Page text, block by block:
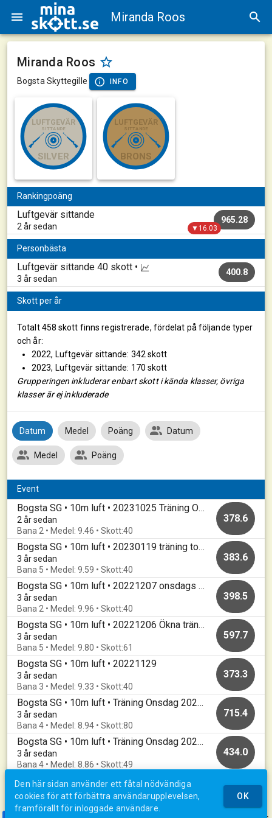
Miranda Roos
Miranda Roos
Bogsta Skyttegille INFO
LUFTGEVÄR
SITTANDE
SILVER
LUFTGEVÄR
SITTANDE
BRONS
Rankingpoäng
Luftgevär sittande
2 år sedan
965.28
▼16.03
Personbästa
Luftgevär sittande 40 skott •
3 år sedan
400.8
Skott per år
Totalt 458 skott finns registrerade, fördelat på följande typer
och år:
2022, Luftgevär sittande: 342 skott
2023, Luftgevär sittande: 170 skott
Grupperingen inkluderar enbart skott i kända klasser, övriga
klasser är ej inkluderade
Datum Medel Poäng Datum
Medel Poäng
Event
Bogsta SG • 10m luft • 20231025 Träning Onsdag
2 år sedan
Bana 2 • Medel: 9.46 • Skott:40
378.6
Bogsta SG • 10m luft • 20230119 träning torsdag
3 år sedan
Bana 5 • Medel: 9.59 • Skott:40
383.6
Bogsta SG • 10m luft • 20221207 onsdags träning
3 år sedan
Bana 2 • Medel: 9.96 • Skott:40
398.5
Bogsta SG • 10m luft • 20221206 Ökna träning
3 år sedan
Bana 5 • Medel: 9.80 • Skott:61
597.7
Bogsta SG • 10m luft • 20221129
3 år sedan
Bana 3 • Medel: 9.33 • Skott:40
373.3
Bogsta SG • 10m luft • Träning Onsdag 20221123
3 år sedan
Bana 4 • Medel: 8.94 • Skott:80
715.4
Bogsta SG • 10m luft • Träning Onsdag 20221116
3 år sedan
Bana 4 • Medel: 8.86 • Skott:49
434.0
Den här sidan använder ett fåtal nödvändiga
cookies för att förbättra användarupplevelsen,
framförallt för inloggade användare.
OK